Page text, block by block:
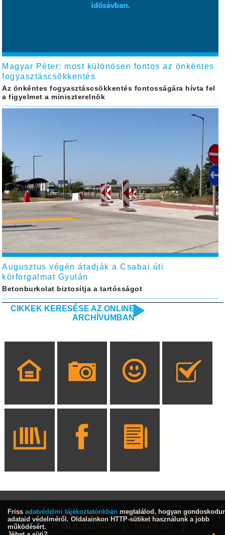
Magyar Péter: most különösen fontos az önkéntes
fogyasztáscsökkentés
Az önkéntes fogyasztáscsökkentés fontosságára hívta fel
a figyelmet a miniszterelnök
Augusztus végén átadják a Csabai úti
körforgalmat Gyulán
Betonburkolat biztosítja a tartósságot
CIKKEK KERESÉSE AZ ONLINE
ARCHÍVUMBAN
HÍREK KULTÚRA INTERJÚ
SPORT
PUBLICISZTIKA
MAGAZIN
Friss adatvédelmi tájékoztatónkban megtalálod, hogyan
adataid védelméről. Oldalainkon HTTP-sütiket használunk a jobb
működésért.